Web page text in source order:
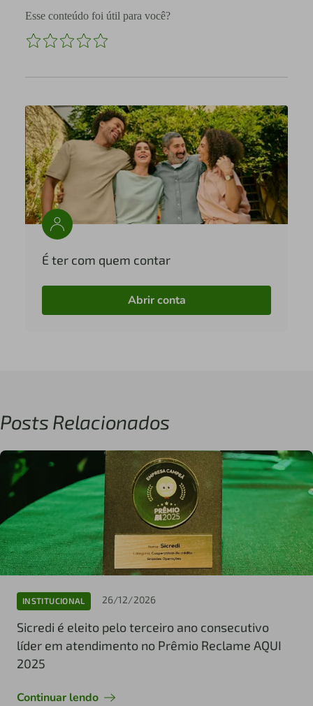
Esse conteúdo foi útil para você?
É ter com quem contar
Abrir conta
Posts Relacionados
INSTITUCIONAL 26/12/2026
Sicredi é eleito pelo terceiro ano consecutivo
líder em atendimento no Prêmio Reclame AQUI
2025
Continuar lendo